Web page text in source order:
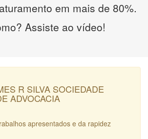
em mais de 80%.
Assiste ao vídeo!
R SILVA SOCIEDADE
ADVOCACIA
apresentados e da rapidez